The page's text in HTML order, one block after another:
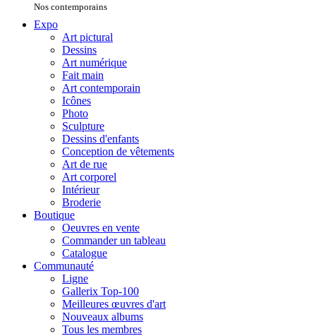
Nos contemporains
Expo
Art pictural
Dessins
Art numérique
Fait main
Art contemporain
Icônes
Photo
Sculpture
Dessins d'enfants
Conception de vêtements
Art de rue
Art corporel
Intérieur
Broderie
Boutique
Oeuvres en vente
Commander un tableau
Catalogue
Communauté
Ligne
Gallerix Top-100
Meilleures œuvres d'art
Nouveaux albums
Tous les membres